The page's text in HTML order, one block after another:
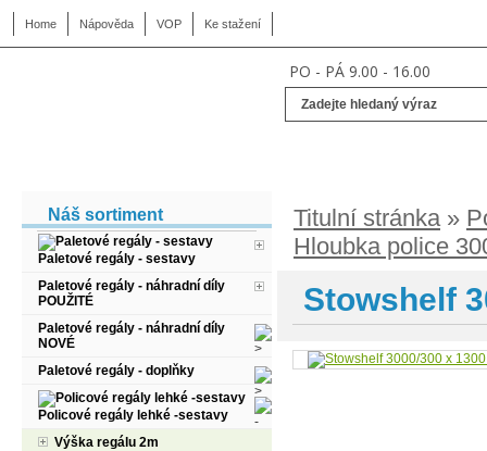
PO - PÁ 9.00 - 16.00
Home Nápověda VOP Ke stažení
Titulní stránka»
Hloubka police
Stowshelf
Náš sortiment
Paletové regály - sestavy
Paletové regály - náhradní díly
POUŽITÉ
Paletové regály - náhradní díly
NOVÉ
Paletové regály - doplňky
Policové regály lehké -sestavy
Výška regálu 2m